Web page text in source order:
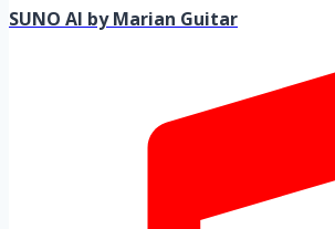
SUNO AI by Marian Guitar